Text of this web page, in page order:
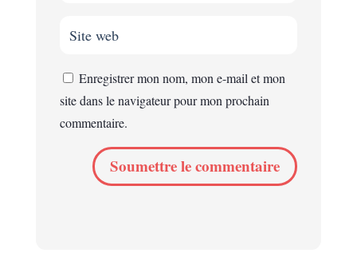
Enregistrer mon nom, mon e-mail et mon
site dans le navigateur pour mon prochain
commentaire.
Soumettre le commentaire